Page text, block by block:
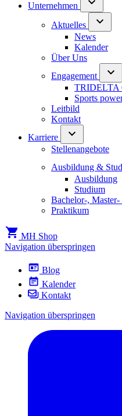
Unternehmen
Aktuelles
News
Kalender
Über Uns
Engagement
TRIDELTA
Sports
Leitbild
Kontakt
Karriere
Stellenangebote
Ausbildung &
Ausbildung
Studium
Bachelor-,
Praktikum
MH Shop
Navigation überspringen
Blog
Kalender
Kontakt
Navigation überspringen